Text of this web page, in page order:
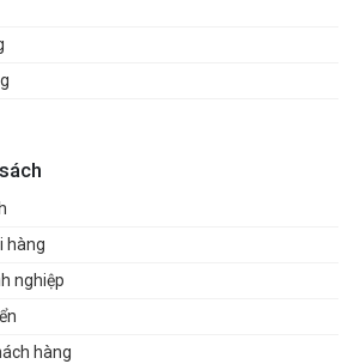
hàng
nghiệp
hàng